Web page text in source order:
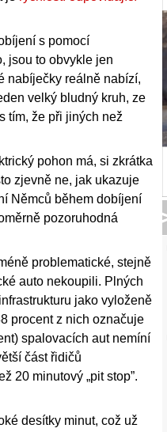
s pomocí
jsou to obvykle jen
nabíječky reálně nabízí,
velký bludný kruh, ze
tím, že při jiných než
pohon má, si zkrátka
zjevně ne, jak ukazuje
Němců během dobíjení
pozoruhodná
problematické, stejně
auto nekoupili. Plných
jako vyloženě
procent z nich označuje
spalovacích aut nemíní
část řidičů
20 minutový „pit stop”.
desítky minut, což už